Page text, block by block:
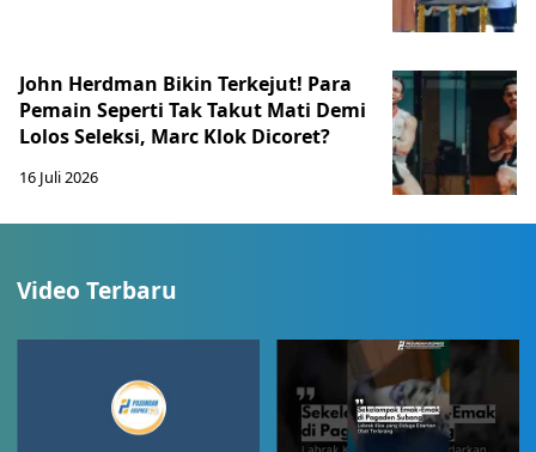
John Herdman Bikin Terkejut! Para
Pemain Seperti Tak Takut Mati Demi
Lolos Seleksi, Marc Klok Dicoret?
16 Juli 2026
Video Terbaru